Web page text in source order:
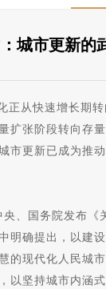
城市更新的
正从快速增长期
扩张阶段转向存
市更新已成为推
、国务院发布《
明确提出，以建
的现代化人民城
以坚持城市内涵